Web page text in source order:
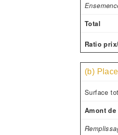
Total
Ratio
(b)
Surface
Amont de